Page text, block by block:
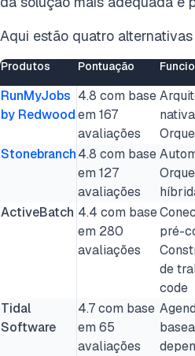
Aqui estão quatro
Produtos Pontuação
RunMyJobs
by Redwood
4.8 com base
em 167
avaliações
Stonebranch4.8 com base
em 127
avaliações
ActiveBatch 4.4 com base
em 280
avaliações
pré-
de
code
Tidal
Software
4.7 com base
em 65
avaliações